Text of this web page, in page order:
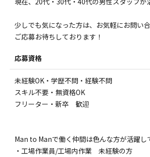
少しでも気になった方は、お気軽にお問い合
ご応募お待ちしております！
応募資格
未経験OK・学歴不問・経験不問
スキル不要・無資格OK
フリーター・新卒 歓迎
Man to Manで働く仲間は色んな方が活躍し
・工場作業員/工場内作業 未経験の方